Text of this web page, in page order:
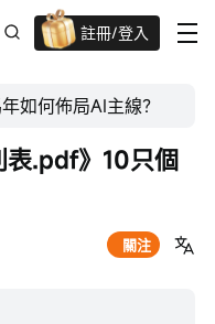
註冊/登入
迎新驚喜賞 股票/BTC等任你揀!
如何佈局AI主線？
關注
表.pdf》10只個